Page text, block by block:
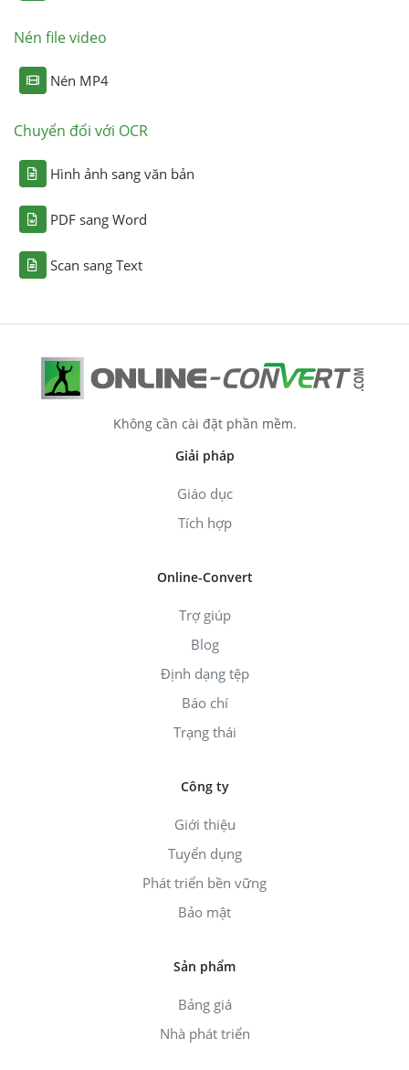
Nén file video
Nén MP4
Chuyển đổi với OCR
Hình ảnh sang văn bản
PDF sang Word
Scan sang Text
Không cần cài đặt phần mềm.
Giải pháp
Giáo dục
Tích hợp
Online-Convert
Trợ giúp
Blog
Định dạng tệp
Báo chí
Trạng thái
Công ty
Giới thiệu
Tuyển dụng
Phát triển bền vững
Bảo mật
Sản phẩm
Bảng giá
Nhà phát triển